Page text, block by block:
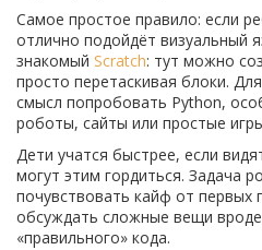
Самое простое правило: если
отлично подойдёт визуальный
знакомый Scratch: тут можно
просто перетаскивая блоки.
смысл попробовать Python,
роботы, сайты или простые
Дети учатся быстрее, если
могут этим гордиться. Задача
почувствовать кайф от
обсуждать сложные вещи вроде
«правильного» кода.